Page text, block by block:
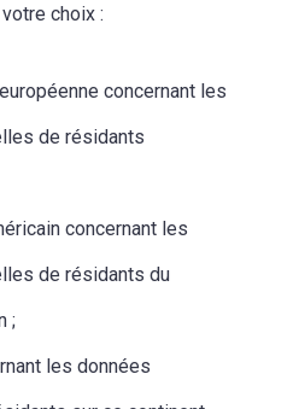
choix :
concernant les
de résidants
concernant les
de résidants du
;
les données